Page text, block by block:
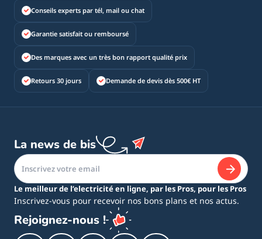
Conseils experts par tél, mail ou chat
Garantie satisfait ou remboursé
Des marques avec un très bon rapport qualité prix
Retours 30 jours Demande de devis dès 500€ HT
La news de bis
Le meilleur de l’electricité en ligne, par les Pros, pour les Pros
Inscrivez-vous pour recevoir nos bons plans et nos actus.
Rejoignez-nous !